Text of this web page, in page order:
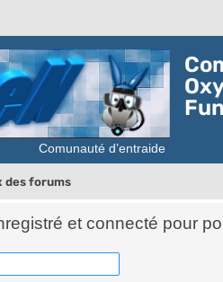
Fun
des forums
et connecté pour